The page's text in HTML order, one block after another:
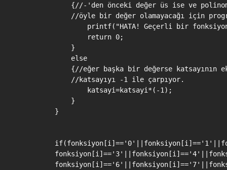
{//-'den önceki değer üs ise ve
//öyle bir değer olamayacağı için
printf("HATA! Geçerli bir
                return 0;
            }
            else
{//eğer başka bir değerse katsayının
            //katsayıyı -1 ile çarpıyor.
                katsayi=katsayi*(-1);
            }
        }